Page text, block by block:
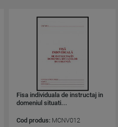
Fisa individuala de instructaj in
domeniul situati...
Cod produs: MCNV012